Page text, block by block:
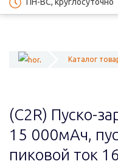
Каталог
(C2R) Пуско-
15 000мАч,
пиковой ток